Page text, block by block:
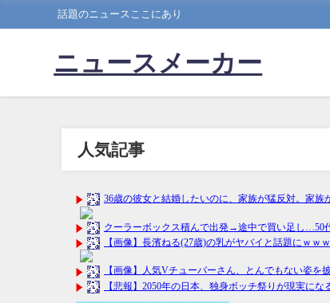
話題のニュースここにあり
ニュースメーカー
人気記事